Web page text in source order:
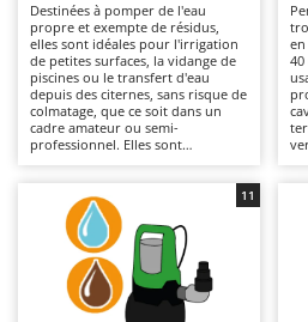
Autolaveuses
Autres produits
B
Balayeuses
Bancs de scie pour le bois -
Barbecues
Bennes pour tracteur
Brosses pour sols extérieurs
Brouettes à moteur
Ambrogio Robot
Annovi Reverberi
ANTHBOT
Archman
Ardes
Argo
Ariete
Artus
Destinées à pomper de l'eau
propre et exempte de résidus,
elles sont idéales pour l'irrigation
de petites surfaces, la vidange de
piscines ou le transfert d'eau
depuis des citernes, sans risque de
colmatage, que ce soit dans un
cadre amateur ou semi-
professionnel. Elles sont
électrique nécessaire au
fonctionnement) qu'en version à
batterie rechargeable, ce qui offre
une plus grande liberté
d'utilisation et une autonomie
prolongée grâce au remplacement
de la batterie déchargée. Modèles
en acier inoxydable disponibles
11